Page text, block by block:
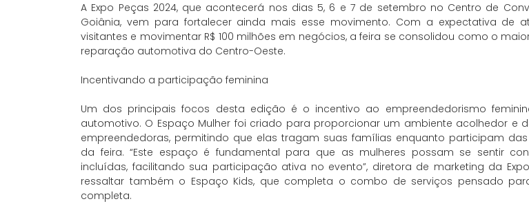
A Expo Peças 2024, que acontecerá nos dias 5, 6 e 7 de setembro no Centro de
Goiânia, vem para fortalecer ainda mais esse movimento. Com a expectativa de
visitantes e movimentar R$ 100 milhões em negócios, a feira se consolidou como o
reparação automotiva do Centro-Oeste.
Incentivando a participação feminina
Um dos principais focos desta edição é o incentivo ao empreendedorismo
automotivo. O Espaço Mulher foi criado para proporcionar um ambiente acolhedor e
empreendedoras, permitindo que elas tragam suas famílias enquanto participam
da feira. “Este espaço é fundamental para que as mulheres possam se sentir
incluídas, facilitando sua participação ativa no evento”, diretora de marketing da
ressaltar também o Espaço Kids, que completa o combo de serviços pensado
completa.